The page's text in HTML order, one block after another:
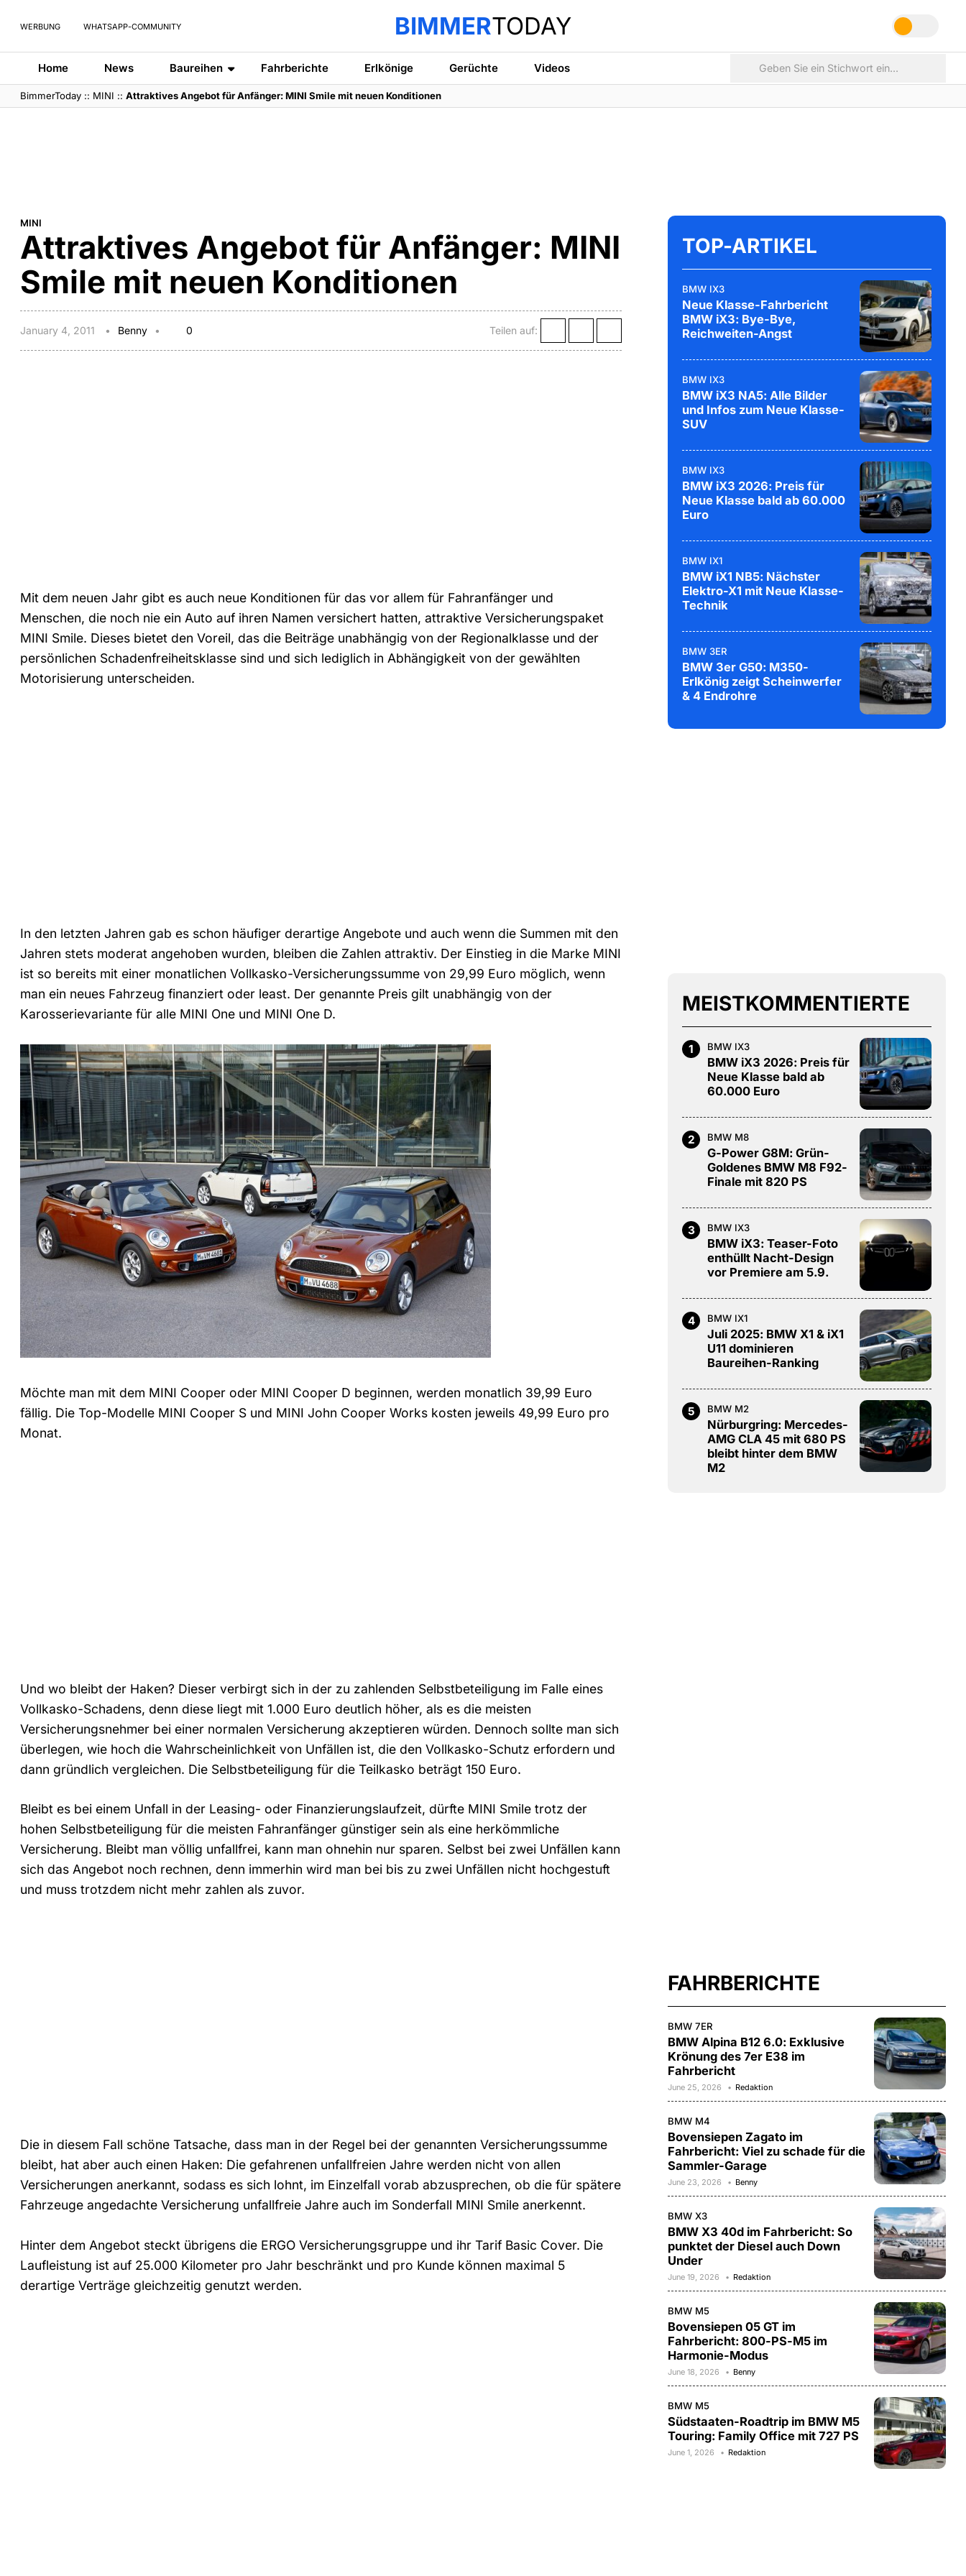
WERBUNG WHATSAPP-COMMUNITY BIMMERTODAY
Home News Baureihen Fahrberichte Erlkönige Gerüchte Videos
BimmerToday :: MINI ::Attraktives Angebot für Anfänger: MINI Smile mit neuen Konditionen
MINI
Attraktives Angebot für Anfänger: MINI
Smile mit neuen Konditionen
January 4, 2011 Benny 0 Teilen auf:
Mit dem neuen Jahr gibt es auch neue Konditionen für das vor allem für Fahranfänger und
Menschen, die noch nie ein Auto auf ihren Namen versichert hatten, attraktive Versicherungspaket
MINI Smile. Dieses bietet den Voreil, das die Beiträge unabhängig von der Regionalklasse und der
persönlichen Schadenfreiheitsklasse sind und sich lediglich in Abhängigkeit von der gewählten
Motorisierung unterscheiden.
In den letzten Jahren gab es schon häufiger derartige Angebote und auch wenn die Summen mit den
Jahren stets moderat angehoben wurden, bleiben die Zahlen attraktiv. Der Einstieg in die Marke MINI
ist so bereits mit einer monatlichen Vollkasko-Versicherungssumme von 29,99 Euro möglich, wenn
man ein neues Fahrzeug finanziert oder least. Der genannte Preis gilt unabhängig von der
Karosserievariante für alle MINI One und MINI One D.
Möchte man mit dem MINI Cooper oder MINI Cooper D beginnen, werden monatlich 39,99 Euro
fällig. Die Top-Modelle MINI Cooper S und MINI John Cooper Works kosten jeweils 49,99 Euro pro
Monat.
Und wo bleibt der Haken? Dieser verbirgt sich in der zu zahlenden Selbstbeteiligung im Falle eines
Vollkasko-Schadens, denn diese liegt mit 1.000 Euro deutlich höher, als es die meisten
Versicherungsnehmer bei einer normalen Versicherung akzeptieren würden. Dennoch sollte man sich
überlegen, wie hoch die Wahrscheinlichkeit von Unfällen ist, die den Vollkasko-Schutz erfordern und
dann gründlich vergleichen. Die Selbstbeteiligung für die Teilkasko beträgt 150 Euro.
Bleibt es bei einem Unfall in der Leasing- oder Finanzierungslaufzeit, dürfte MINI Smile trotz der
hohen Selbstbeteiligung für die meisten Fahranfänger günstiger sein als eine herkömmliche
Versicherung. Bleibt man völlig unfallfrei, kann man ohnehin nur sparen. Selbst bei zwei Unfällen kann
sich das Angebot noch rechnen, denn immerhin wird man bei bis zu zwei Unfällen nicht hochgestuft
und muss trotzdem nicht mehr zahlen als zuvor.
Die in diesem Fall schöne Tatsache, dass man in der Regel bei der genannten Versicherungssumme
bleibt, hat aber auch einen Haken: Die gefahrenen unfallfreien Jahre werden nicht von allen
Versicherungen anerkannt, sodass es sich lohnt, im Einzelfall vorab abzusprechen, ob die für spätere
Fahrzeuge angedachte Versicherung unfallfreie Jahre auch im Sonderfall MINI Smile anerkennt.
Hinter dem Angebot steckt übrigens die ERGO Versicherungsgruppe und ihr Tarif Basic Cover. Die
Laufleistung ist auf 25.000 Kilometer pro Jahr beschränkt und pro Kunde können maximal 5
derartige Verträge gleichzeitig genutzt werden.
TOP-ARTIKEL
BMW IX3
Neue Klasse-Fahrbericht
BMW iX3: Bye-Bye,
Reichweiten-Angst
BMW IX3
BMW iX3 NA5: Alle Bilder
und Infos zum Neue Klasse-
SUV
BMW IX3
BMW iX3 2026: Preis für
Neue Klasse bald ab 60.000
Euro
BMW IX1
BMW iX1 NB5: Nächster
Elektro-X1 mit Neue Klasse-
Technik
BMW 3ER
BMW 3er G50: M350-
Erlkönig zeigt Scheinwerfer
& 4 Endrohre
MEISTKOMMENTIERTE
1 BMW IX3
BMW iX3 2026: Preis für
Neue Klasse bald ab
60.000 Euro
2 BMW M8
G-Power G8M: Grün-
Goldenes BMW M8 F92-
Finale mit 820 PS
3 BMW IX3
BMW iX3: Teaser-Foto
enthüllt Nacht-Design
vor Premiere am 5.9.
4 BMW IX1
Juli 2025: BMW X1 & iX1
U11 dominieren
Baureihen-Ranking
5 BMW M2
Nürburgring: Mercedes-
AMG CLA 45 mit 680 PS
bleibt hinter dem BMW
M2
FAHRBERICHTE
BMW 7ER
BMW Alpina B12 6.0: Exklusive
Krönung des 7er E38 im
Fahrbericht
June 25, 2026 Redaktion
BMW M4
Bovensiepen Zagato im
Fahrbericht: Viel zu schade für die
Sammler-Garage
June 23, 2026 Benny
BMW X3
BMW X3 40d im Fahrbericht: So
punktet der Diesel auch Down
Under
June 19, 2026 Redaktion
BMW M5
Bovensiepen 05 GT im
Fahrbericht: 800-PS-M5 im
Harmonie-Modus
June 18, 2026 Benny
BMW M5
Südstaaten-Roadtrip im BMW M5
Touring: Family Office mit 727 PS
June 1, 2026 Redaktion